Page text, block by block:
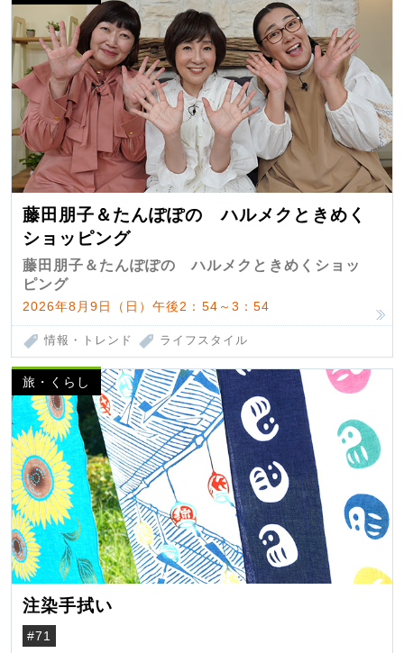
藤田朋子＆たんぽぽの ハルメクときめく
ショッピング
藤田朋子＆たんぽぽの ハルメクときめくショッ
ピング
2026年8月9日（日）午後2：54～3：54
情報・トレンド ライフスタイル
旅・くらし
注染手拭い
#71